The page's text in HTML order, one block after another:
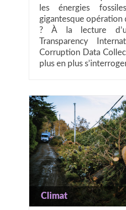
les énergies
gigantesque opération
? À la lecture
Transparency
Corruption Data
plus en plus
Climat